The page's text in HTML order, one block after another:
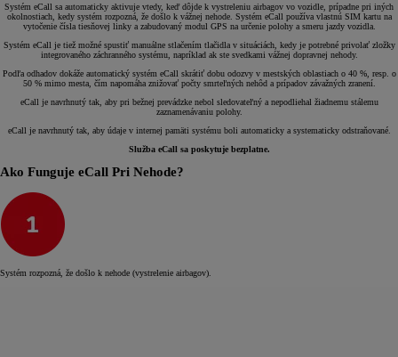
Systém eCall sa automaticky aktivuje vtedy, keď dôjde k vystreleniu airbagov vo vozidle, prípadne pri iných
okolnostiach, kedy systém rozpozná, že došlo k vážnej nehode. Systém eCall používa vlastnú SIM kartu na
vytočenie čísla tiesňovej linky a zabudovaný modul GPS na určenie polohy a smeru jazdy vozidla.
Systém eCall je tiež možné spustiť manuálne stlačením tlačidla v situáciách, kedy je potrebné privolať zložky
integrovaného záchranného systému, napríklad ak ste svedkami vážnej dopravnej nehody.
Podľa odhadov dokáže automatický systém eCall skrátiť dobu odozvy v mestských oblastiach o 40 %, resp. o
50 % mimo mesta, čím napomáha znižovať počty smrteľných nehôd a prípadov závažných zranení.
eCall je navrhnutý tak, aby pri bežnej prevádzke nebol sledovateľný a nepodliehal žiadnemu stálemu
zaznamenávaniu polohy.
eCall je navrhnutý tak, aby údaje v internej pamäti systému boli automaticky a systematicky odstraňované.
Služba eCall sa poskytuje bezplatne.
Ako Funguje eCall Pri Nehode?
Systém rozpozná, že došlo k nehode (vystrelenie airbagov).